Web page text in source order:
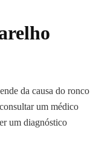
da causa do ronco
um médico
um diagnóstico